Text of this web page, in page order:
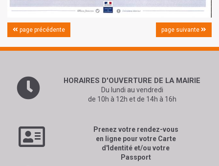
page précédente page suivante
HORAIRES D'OUVERTURE DE LA MAIRIE
Du lundi au vendredi
de 10h à 12h et de 14h à 16h
Prenez votre rendez-vous
en ligne pour votre Carte
d'Identité et/ou votre
Passport